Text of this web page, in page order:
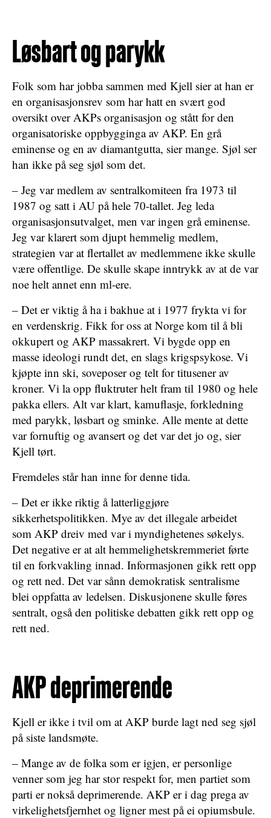
Løsbart og parykk
Folk som har jobba sammen med Kjell sier at han er
en organisasjonsrev som har hatt en svært god
oversikt over AKPs organisasjon og stått for den
organisatoriske oppbygginga av AKP. En grå
eminense og en av diamantgutta, sier mange. Sjøl ser
han ikke på seg sjøl som det.
– Jeg var medlem av sentralkomiteen fra 1973 til
1987 og satt i AU på hele 70-tallet. Jeg leda
organisasjonsutvalget, men var ingen grå eminense.
Jeg var klarert som djupt hemmelig medlem,
strategien var at flertallet av medlemmene ikke skulle
være offentlige. De skulle skape inntrykk av at de var
noe helt annet enn ml-ere.
– Det er viktig å ha i bakhue at i 1977 frykta vi for
en verdenskrig. Fikk for oss at Norge kom til å bli
okkupert og AKP massakrert. Vi bygde opp en
masse ideologi rundt det, en slags krigspsykose. Vi
kjøpte inn ski, soveposer og telt for titusener av
kroner. Vi la opp fluktruter helt fram til 1980 og hele
pakka ellers. Alt var klart, kamuflasje, forkledning
med parykk, løsbart og sminke. Alle mente at dette
var fornuftig og avansert og det var det jo og, sier
Kjell tørt.
Fremdeles står han inne for denne tida.
– Det er ikke riktig å latterliggjøre
sikkerhetspolitikken. Mye av det illegale arbeidet
som AKP dreiv med var i myndighetenes søkelys.
Det negative er at alt hemmelighetskremmeriet førte
til en forkvakling innad. Informasjonen gikk rett opp
og rett ned. Det var sånn demokratisk sentralisme
blei oppfatta av ledelsen. Diskusjonene skulle føres
sentralt, også den politiske debatten gikk rett opp og
rett ned.
AKP deprimerende
Kjell er ikke i tvil om at AKP burde lagt ned seg sjøl
på siste landsmøte.
– Mange av de folka som er igjen, er personlige
venner som jeg har stor respekt for, men partiet som
parti er nokså deprimerende. AKP er i dag prega av
virkelighetsfjernhet og ligner mest på ei opiumsbule.